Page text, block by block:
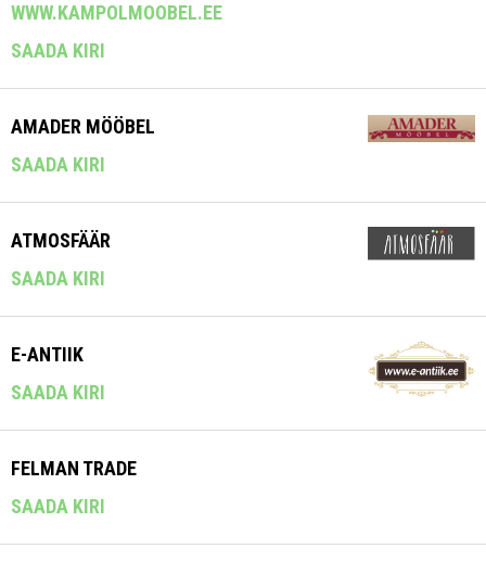
WWW.KAMPOLMOOBEL.EE
SAADA KIRI
AMADER MÖÖBEL
SAADA KIRI
ATMOSFÄÄR
SAADA KIRI
E-ANTIIK
SAADA KIRI
FELMAN TRADE
SAADA KIRI